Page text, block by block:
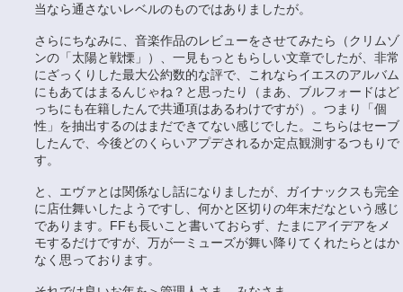
当なら通さないレベルのものではありましたが。
さらにちなみに、音楽作品のレビューをさせてみたら（クリムゾ
ンの「太陽と戦慄」）、一見もっともらしい文章でしたが、非常
にざっくりした最大公約数的な評で、これならイエスのアルバム
にもあてはまるんじゃね？と思ったり（まあ、ブルフォードはど
っちにも在籍したんで共通項はあるわけですが）。つまり「個
性」を抽出するのはまだできてない感じでした。こちらはセーブ
したんで、今後どのくらいアプデされるか定点観測するつもりで
す。
と、エヴァとは関係なし話になりましたが、ガイナックスも完全
に店仕舞いしたようですし、何かと区切りの年末だなという感じ
であります。FFも長いこと書いておらず、たまにアイデアをメ
モするだけですが、万が一ミューズが舞い降りてくれたらとはか
なく思っております。